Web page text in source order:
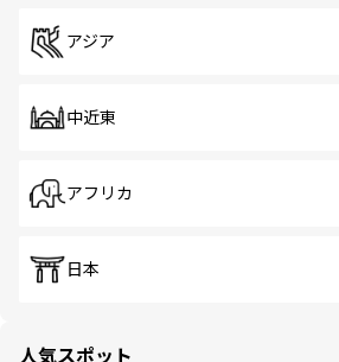
アジア
中近東
アフリカ
日本
人気スポット